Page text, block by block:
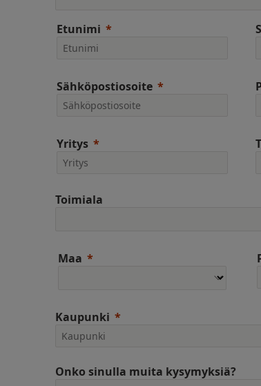
Etunimi
Sähköpostiosoite
Yritys
Toimiala
Maa
Kaupunki
Onko sinulla muita kysymyksiä?